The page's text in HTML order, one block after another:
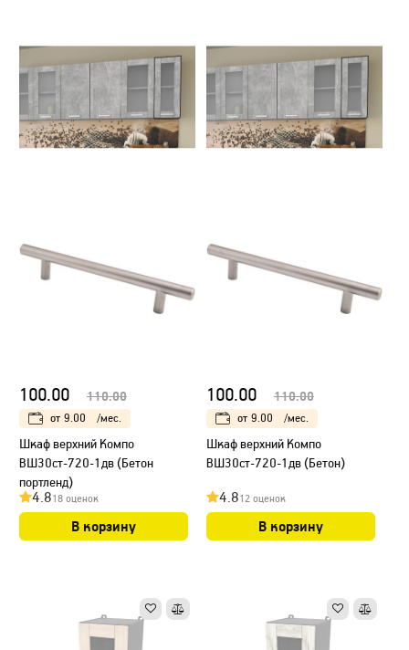
100.00 110.00
от 9.00 /мес.
Шкаф верхний Компо
ВШ30ст-720-1дв (Бетон
портленд)
4.818 оценок
В корзину
100.00 110.00
от 9.00 /мес.
Шкаф верхний Компо
ВШ30ст-720-1дв (Бетон)
4.812 оценок
В корзину